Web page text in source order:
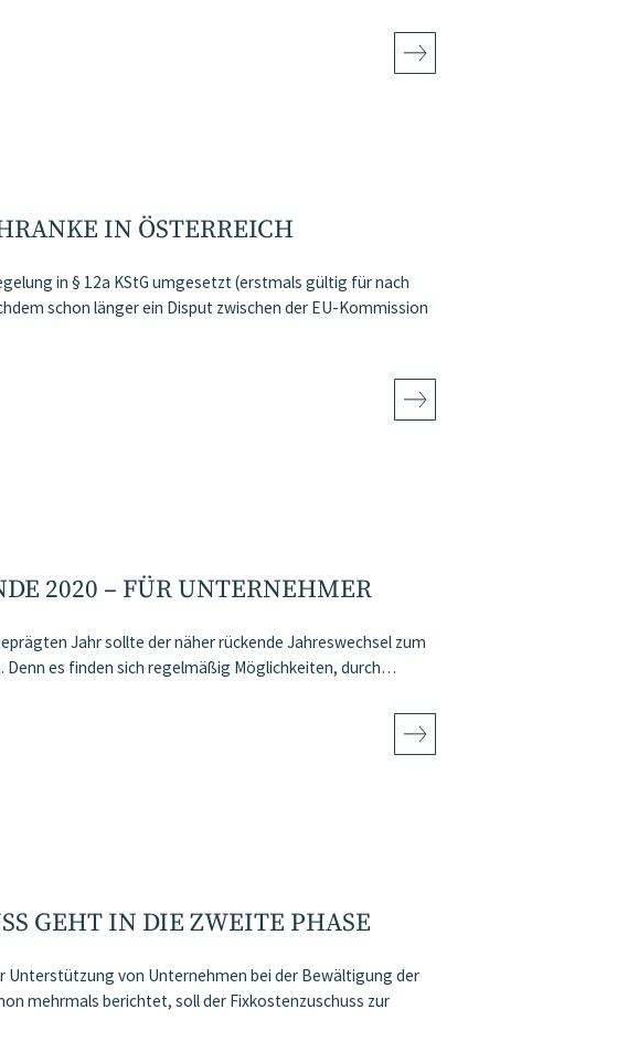
IN ÖSTERREICH
in § 12a KStG umgesetzt (erstmals gültig für nach
schon länger ein Disput zwischen der EU-Kommission
2020 – FÜR UNTERNEHMER
Jahr sollte der näher rückende Jahreswechsel zum
es finden sich regelmäßig Möglichkeiten, durch…
GEHT IN DIE ZWEITE PHASE
Unterstützung von Unternehmen bei der Bewältigung der
mehrmals berichtet, soll der Fixkostenzuschuss zur